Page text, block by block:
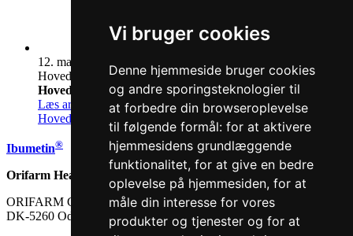
Vi bruger cookies
Denne hjemmeside bruger cookies
og andre sporingsteknologier til
at forbedre din browseroplevelse
til følgende formål: for at aktivere
hjemmesidens grundlæggende
funktionalitet, for at give en bedre
oplevelse på hjemmesiden, for at
måle din interesse for vores
produkter og tjenester og for at
12. maj 2025
Hoved­pine
Hoved­pine
Læs artiklen her Hoved­pine
Hoved­pine
Ibumetin®
Orifarm Health AS
ORIFARM GROUP A/S Energivej 15 - POB 69
DK-5260 Odense S